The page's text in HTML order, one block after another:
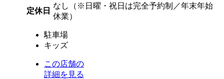
定休日
なし（※日曜・祝日は完全予約制／年末年始
休業）
駐車場
キッズ
この店舗の
詳細を見る